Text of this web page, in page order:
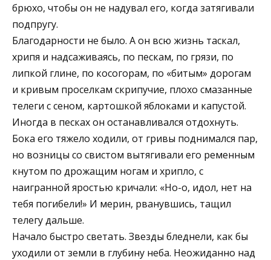
брюхо, чтобы он не надувал его, когда затягивали
подпругу.
Благодарности не было. А он всю жизнь таскал,
хрипя и надсаживаясь, по пескам, по грязи, по
липкой глине, по косогорам, по «битым» дорогам
и кривым проселкам скрипучие, плохо смазанные
телеги с сеном, картошкой яблоками и капустой.
Иногда в песках он останавливался отдохнуть.
Бока его тяжело ходили, от гривы поднимался пар,
но возницы со свистом вытягивали его ременным
кнутом по дрожащим ногам и хрипло, с
наигранной яростью кричали: «Но-о, идол, нет на
тебя погибели!» И мерин, рванувшись, тащил
телегу дальше.
Начало быстро светать. Звезды бледнели, как бы
уходили от земли в глубину неба. Неожиданно над